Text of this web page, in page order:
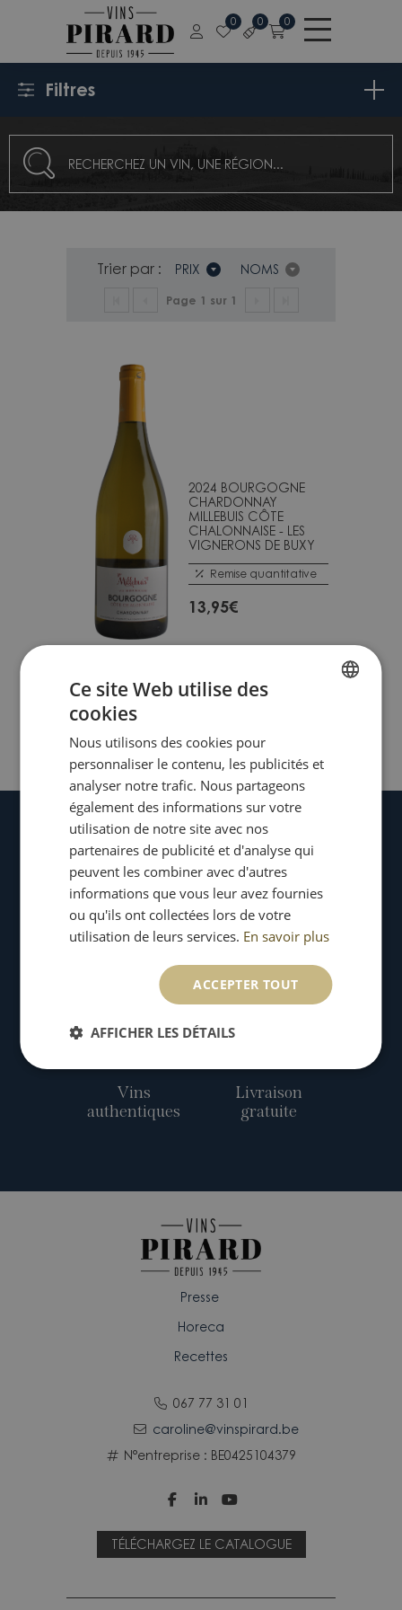
0 0 0
Filtres
Trier par : PRIX NOMS
Page 1 sur 1
2024 BOURGOGNE
CHARDONNAY
MILLEBUIS CÔTE
CHALONNAISE - LES
VIGNERONS DE BUXY
Remise quantitative
13,95€
Trier par :
Paiement
sécurisé
Satisfait
ou échangé
Vins
authentiques
Livraison
gratuite
067 77 31 01
caroline@vinspirard.be
N°entreprise : BE0425104379
Presse
Horeca
Recettes
  
TÉLÉCHARGEZ LE CATALOGUE
Ce site Web utilise des
cookies
Nous utilisons des cookies pour
personnaliser le contenu, les publicités et
analyser notre trafic. Nous partageons
également des informations sur votre
utilisation de notre site avec nos
partenaires de publicité et d'analyse qui
peuvent les combiner avec d'autres
informations que vous leur avez fournies
ou qu'ils ont collectées lors de votre
utilisation de leurs services. En savoir plus
ACCEPTER TOUT
AFFICHER LES DÉTAILS